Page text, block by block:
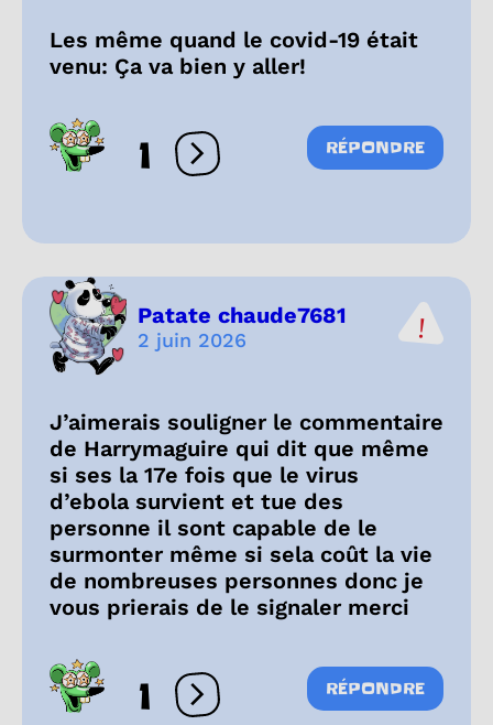
Les même quand le covid-19 était
venu: Ça va bien y aller!
1 Ouvrir les réactions
RÉPONDRE
Patate chaude7681
2 juin 2026
J’aimerais souligner le commentaire
de Harrymaguire qui dit que même
si ses la 17e fois que le virus
d’ebola survient et tue des
personne il sont capable de le
surmonter même si sela coût la vie
de nombreuses personnes donc je
vous prierais de le signaler merci
1 Ouvrir les réactions
RÉPONDRE